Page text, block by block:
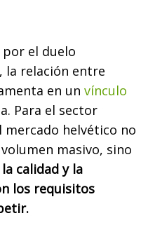
por el duelo
la relación entre
en un vínculo
Para el sector
helvético no
masivo, sino
la calidad y la
los requisitos